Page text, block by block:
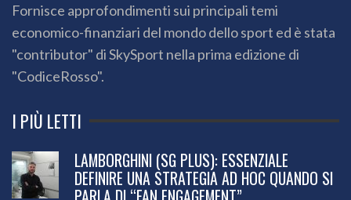
Fornisce approfondimenti sui principali temi
economico-finanziari del mondo dello sport ed è stata
"contributor" di SkySport nella prima edizione di
"CodiceRosso".
I PIÙ LETTI
LAMBORGHINI (SG PLUS): ESSENZIALE
DEFINIRE UNA STRATEGIA AD HOC QUANDO SI